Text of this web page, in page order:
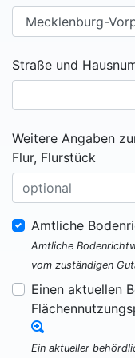
Straße und
Weitere Angaben
Flur, Flurstück
Amtliche
Amtliche
vom zuständigen
Einen aktuellen
Ein aktueller